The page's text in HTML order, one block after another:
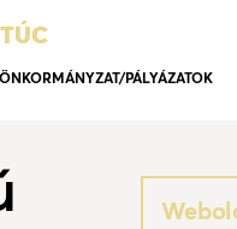
ÖNKORMÁNYZAT/PÁLYÁZATOK